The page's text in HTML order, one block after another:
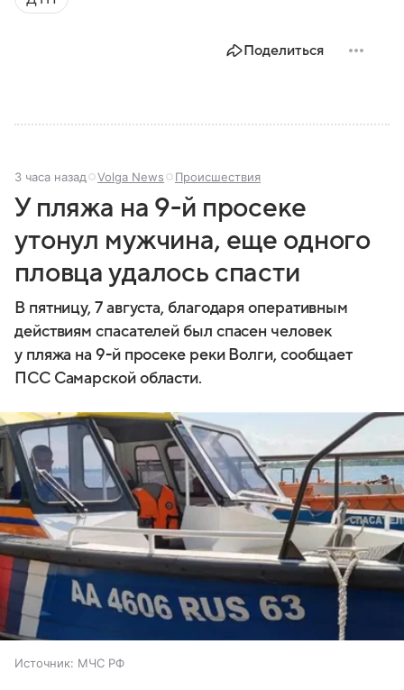
устроена его структура, кто возглавляет ведомство
Поделиться
3 часа назад Volga News Происшествия
У пляжа на 9-й просеке
утонул мужчина, еще одного
пловца удалось спасти
В пятницу, 7 августа, благодаря оперативным
действиям спасателей был спасен человек
у пляжа на 9-й просеке реки Волги, сообщает
ПСС Самарской области.
Источник: МЧС РФ